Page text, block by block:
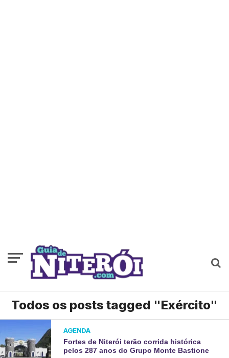
Todos os posts tagged "Exército"
AGENDA
Fortes de Niterói terão corrida histórica
pelos 287 anos do Grupo Monte Bastione